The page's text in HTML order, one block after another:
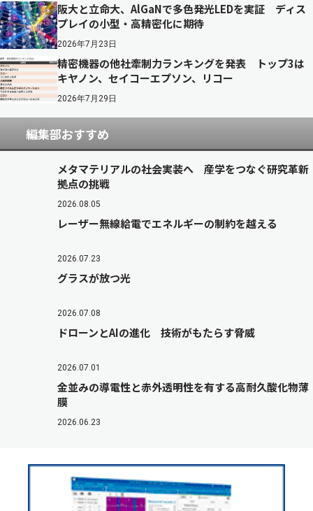
阪大と立命大、AlGaNで多色発光LEDを実証 ディス
プレイの小型・高精密化に期待
2026年7月23日
精密機器の他社牽制力ランキングを発表 トップ3は
キヤノン、セイコーエプソン、リコー
2026年7月29日
編集部おすすめ
メタマテリアルの社会実装へ 産学をつなぐ研究革新
拠点の挑戦
2026.08.05
レーザー無線給電でエネルギーの制約を越える
2026.07.23
グラスが放つ光
2026.07.08
ドローンとAIの進化 技術がもたらす脅威
2026.07.01
金並みの導電性と赤外透明性を有する高耐久酸化物薄
膜
2026.06.23